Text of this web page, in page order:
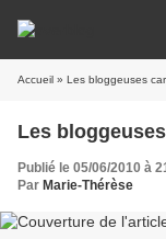
Accueil » Les bloggeuses
Les
Publié le 05/06/2010 à
Par Marie-Thérèse